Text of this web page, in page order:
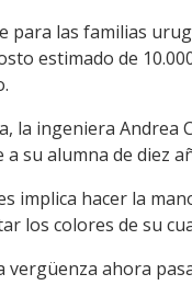
para las familias
estimado de
la ingeniera
su alumna de diez
implica hacer la
los colores de su
vergüenza ahora